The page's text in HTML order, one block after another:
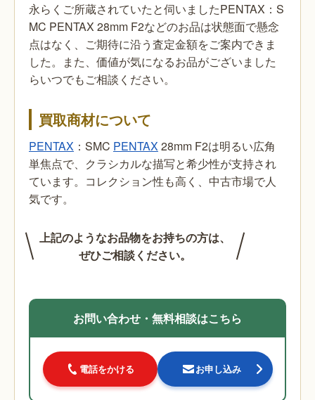
永らくご所蔵されていたと伺いましたPENTAX：S
MC PENTAX 28mm F2などのお品は状態面で懸念
点はなく、ご期待に沿う査定金額をご案内できま
した。また、価値が気になるお品がございました
らいつでもご相談ください。
買取商材について
PENTAX ：SMC PENTAX28mm F2は明るい広角
単焦点で、クラシカルな描写と希少性が支持され
ています。コレクション性も高く、中古市場で人
気です。
上記のようなお品物をお持ちの方は、
ぜひご相談ください。
お問い合わせ・無料相談はこちら
電話をかける お申し込み